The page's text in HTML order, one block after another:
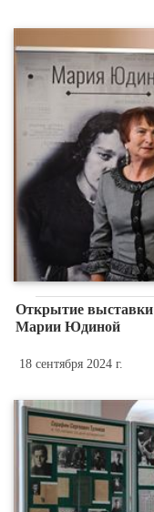
Открытие выставки
Марии Юдиной
18 сентября 2024 г.